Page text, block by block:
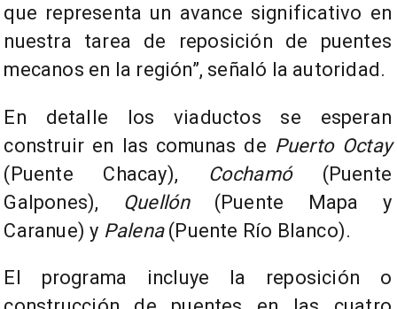
que representa un avance significativo en
nuestra tarea de reposición de puentes
mecanos en la región”, señaló la autoridad.
En detalle los viaductos se esperan
construir en las comunas de Puerto Octay
(Puente Chacay), Cochamó(Puente
Galpones), Quellón(Puente Mapa y
Caranue) y Palena(Puente Río Blanco).
El programa incluye la reposición o